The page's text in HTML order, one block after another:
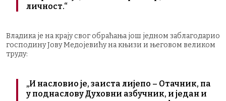
личност.“
Владика је на крају свог обраћања још једном заблагодарио
господину Јову Медојевићу на књизи и његовом великом
труду:
„И насловио је, заиста лијепо – Отачник, па
у поднаслову Духовни азбучник, и један и